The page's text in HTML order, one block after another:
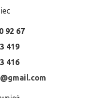
92 67
419
416